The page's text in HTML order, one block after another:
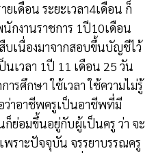
ยเดือน ระยะเวลา4เดือน ก็
กงานราชการ 1ปี10เดือน
บเนื่องมาจากสอบขึ้นบัญชีไว้
เวลา 1ปี 11 เดือน 25 วัน
รศึกษา ใช้เวลา ใช้ความไม่รู้
อว่าอาชีพครูเป็นอาชีพที่มี
ก็ย่อมขึ้นอยู่กับผู้เป็นครู ว่า จะ
พราะปัจจุบัน จรรยาบรรณครู